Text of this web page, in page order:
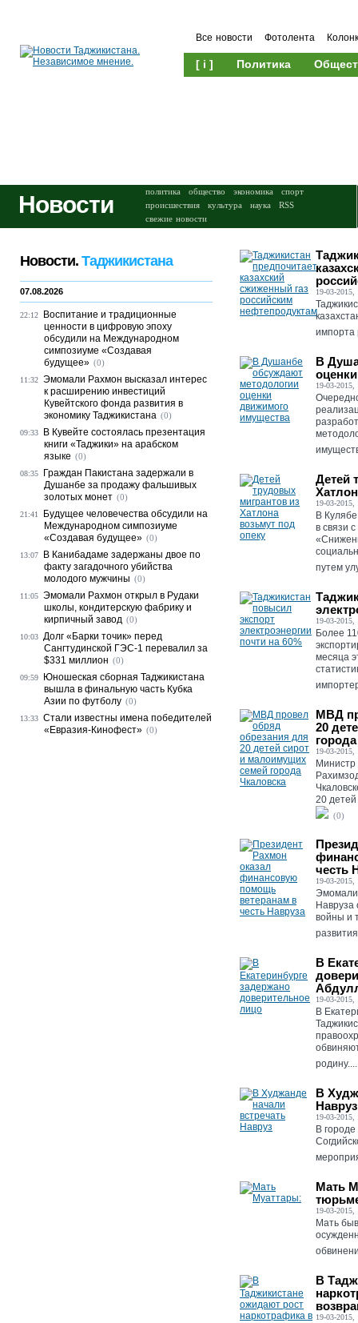
Все новости Фотолента
[ i ] Политика
Новости политика общество экономика
спорт
происшествия
культура наука
RSS
свежие новости
19-03-2015,
импорта
В
19-03-2015,
Детей
19-03-2015,
В
в связи
путем
19-03-2015,
Более
месяца
МВД
20
19-03-2015,
Министр
20
(0)
честь
19-03-2015,
Эмомали
войны и
В
19-03-2015,
В
родину....
В
Навруз
19-03-2015,
В
Мать
19-03-2015,
Мать
В
19-03-2015,
Новости. Таджикистана
07.08.2026
22:12
Воспитание и традиционные
ценности в цифровую эпоху
обсудили на Международном
симпозиуме «Создавая
будущее» (0)
11:32 Эмомали Рахмон высказал интерес
к расширению инвестиций
Кувейтского фонда развития в
экономику Таджикистана (0)
09:33
В Кувейте состоялась презентация
книги «Таджики» на арабском
языке (0)
08:35
Граждан Пакистана задержали в
Душанбе за продажу фальшивых
золотых монет (0)
21:41
Будущее человечества обсудили на
Международном симпозиуме
«Создавая будущее» (0)
13:07
В Канибадаме задержаны двое по
факту загадочного убийства
молодого мужчины (0)
11:05 Эмомали Рахмон открыл в Рудаки
школы, кондитерскую фабрику и
кирпичный завод (0)
10:03 Долг «Барки точик» перед
Сангтудинской ГЭС-1 перевалил за
$331 миллион (0)
09:59
Юношеская сборная Таджикистана
вышла в финальную часть Кубка
Азии по футболу (0)
13:33 Стали известны имена победителей
«Евразия-Кинофест» (0)